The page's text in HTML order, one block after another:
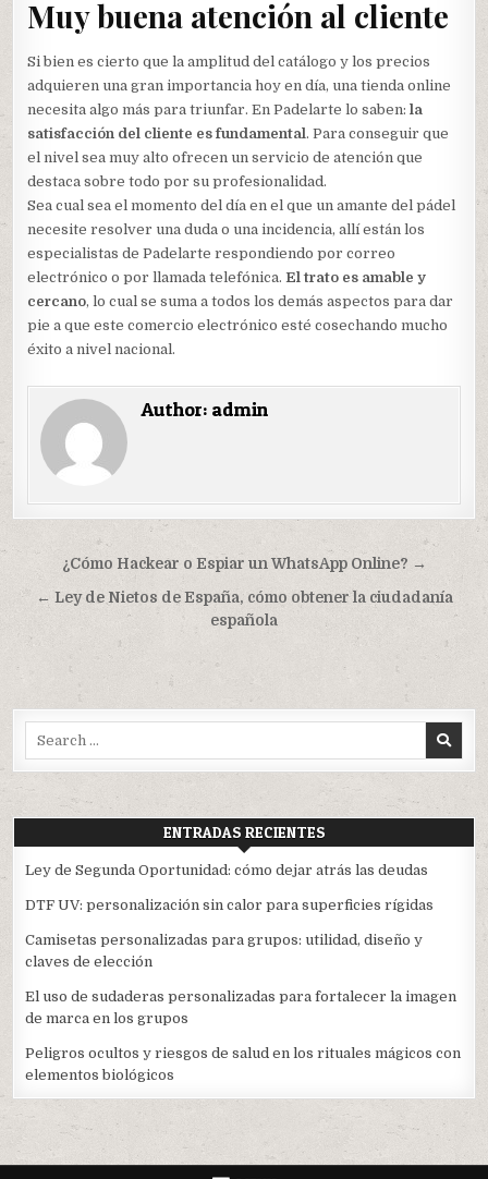
Muy buena atención al cliente
Si bien es cierto que la amplitud del catálogo y los precios
adquieren una gran importancia hoy en día, una tienda online
necesita algo más para triunfar. En Padelarte lo saben:la
satisfacción del cliente es fundamental . Para conseguir que
el nivel sea muy alto ofrecen un servicio de atención que
destaca sobre todo por su profesionalidad.
Sea cual sea el momento del día en el que un amante del pádel
necesite resolver una duda o una incidencia, allí están los
especialistas de Padelarte respondiendo por correo
electrónico o por llamada telefónica.El trato es amable y
cercano, lo cual se suma a todos los demás aspectos para dar
pie a que este comercio electrónico esté cosechando mucho
éxito a nivel nacional.
Author: admin
Navegación
de
entradas
¿Cómo Hackear o Espiar un WhatsApp Online? →
← Ley de Nietos de España, cómo obtener la ciudadanía
española
ENTRADAS RECIENTES
Ley de Segunda Oportunidad: cómo dejar atrás las deudas
DTF UV: personalización sin calor para superficies rígidas
Camisetas personalizadas para grupos: utilidad, diseño y
claves de elección
El uso de sudaderas personalizadas para fortalecer la imagen
de marca en los grupos
Peligros ocultos y riesgos de salud en los rituales mágicos con
elementos biológicos